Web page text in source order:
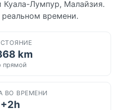
Куала-Лумпур, Малайзия.
времени.
km
прямой
ВО ВРЕМЕНИ
+2h